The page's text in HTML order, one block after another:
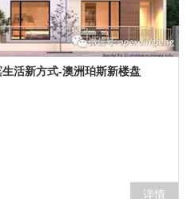
活新方式-澳洲珀斯新楼盘
详情